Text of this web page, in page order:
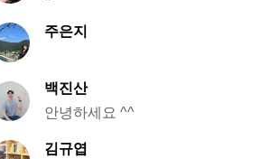
주은지
백진산
안녕하세요 ^^
김규엽